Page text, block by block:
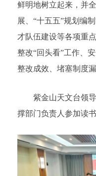
鲜明地树立起来，并
展、“十五五”规划编
才队伍建设等各项重
整改“回头看”工作、
整改成效、堵塞制度
紫金山天文台领
撑部门负责人参加读书